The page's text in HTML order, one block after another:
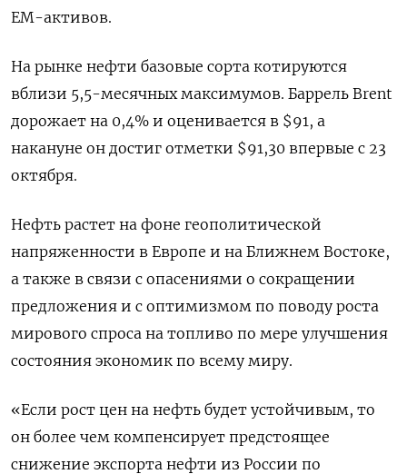
ЕМ-активов.
На рынке нефти базовые сорта котируются
вблизи 5,5-месячных максимумов. Баррель Brent
дорожает на 0,4% и оценивается в $91, а
накануне он достиг отметки $91,30 впервые с 23
октября.
Нефть растет на фоне геополитической
напряженности в Европе и на Ближнем Востоке,
а также в связи с опасениями о сокращении
предложения и с оптимизмом по поводу роста
мирового спроса на топливо по мере улучшения
состояния экономик по всему миру.
«Если рост цен на нефть будет устойчивым, то
он более чем компенсирует предстоящее
снижение экспорта нефти из России по